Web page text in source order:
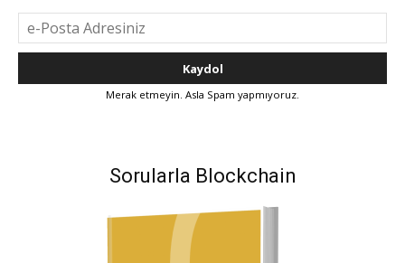
Merak etmeyin. Asla Spam yapmıyoruz.
Sorularla Blockchain